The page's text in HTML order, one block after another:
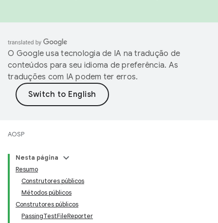
O Google usa tecnologia de IA na tradução de
conteúdos para seu idioma de preferência. As
traduções com IA podem ter erros.
AOSP
Nesta página
Resumo
Construtores públicos
Métodos públicos
Construtores públicos
PassingTestFileReporter